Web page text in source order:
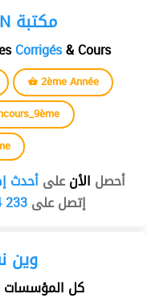
Librairie Devoir.TN مكتبة
Corrigés& Cours
2ème Année
أحصل الأنعلىأحدث
إتصل على
🤔
كل المؤسسات